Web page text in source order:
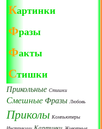
Картинки
Фразы
Факты
Стишки
Прикольные Стишки
Смешные Фразы Любовь
Приколы Компьютеры